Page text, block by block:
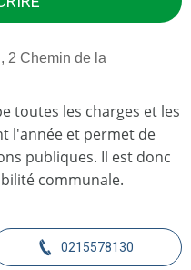
2 Chemin de la
toutes les charges et les
l'année et permet de
publiques. Il est donc
communale.
0215578130